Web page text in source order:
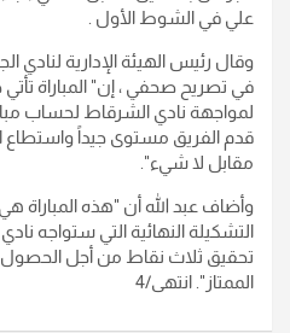
علي في الشوط الأول .
وقال رئيس الهيئة الإدارية لنادي
في تصريح صحفي ، إن" المباراة
لمواجهة نادي الشرقاط لحساب
قدم الفريق مستوى جيداً واستطاع
مقابل لا شيء".
وأضاف عبد الله أن "هذه المباراة
التشكيلة النهائية التي ستواجه
تحقيق ثلاث نقاط من أجل الحصول
الممتاز". انتهى/4